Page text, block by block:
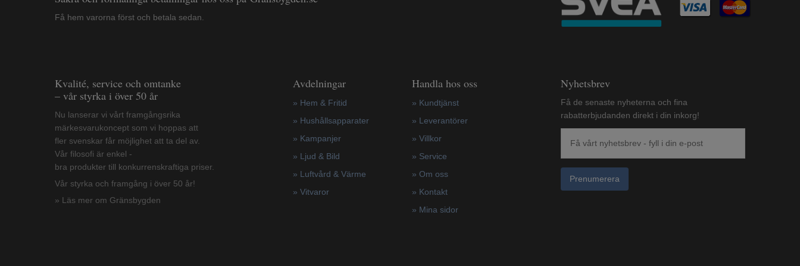
Få hem varorna först och betala sedan.
Kvalité, service och omtanke
– vår styrka i över 50 år
Nu lanserar vi vårt framgångsrika
märkesvarukoncept som vi hoppas att
fler svenskar får möjlighet att ta del av.
Vår filosofi är enkel -
bra produkter till konkurrenskraftiga priser.
Vår styrka och framgång i över 50 år!
» Läs mer om Gränsbygden
Avdelningar
» Hem & Fritid
» Hushållsapparater
» Kampanjer
» Ljud & Bild
» Luftvård & Värme
» Vitvaror
Handla hos oss
» Kundtjänst
» Leverantörer
» Villkor
» Service
» Om oss
» Kontakt
» Mina sidor
Nyhetsbrev
Få de senaste nyheterna och fina
rabatterbjudanden direkt i din inkorg!
Prenumerera